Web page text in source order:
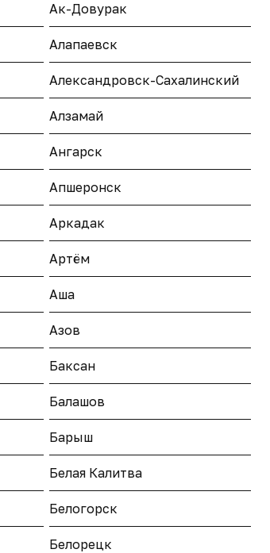
Ак-Довурак
Алапаевск
Александровск-Сахалинский
Алзамай
Ангарск
Апшеронск
Аркадак
Артём
Аша
Азов
Баксан
Балашов
Барыш
Белая Калитва
Белогорск
Белорецк